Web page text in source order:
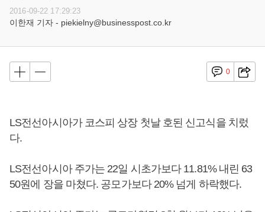
2016-09-22 17:29:23
이한재 기자 - piekielny@businesspost.co.kr
0
LS전선아시아가 코스피 상장 첫날 호된 신고식을 치렀
다.
LS전선아시아 주가는 22일 시초가보다 11.81% 내린 63
50원에 장을 마쳤다. 공모가보다 20% 넘게 하락했다.